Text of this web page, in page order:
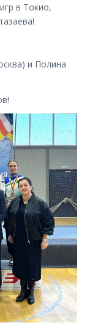
в Токио,
и Полина